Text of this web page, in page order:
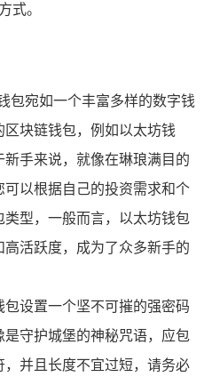
式。
包宛如一个丰富多样的数字钱
块链钱包，例如以太坊钱
手来说，就像在琳琅满目的
以根据自己的投资需求和个
类型，一般而言，以太坊钱包
活跃度，成为了众多新手的
包设置一个坚不可摧的强密码
是守护城堡的神秘咒语，应包
并且长度不宜过短，请务必